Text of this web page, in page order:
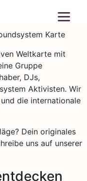
Karte
Weltkarte mit
Gruppe
DJs,
Aktivisten. Wir
die internationale
Dein originales
uns auf unserer